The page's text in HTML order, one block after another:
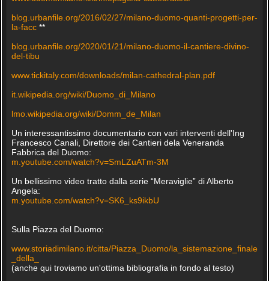
blog.urbanfile.org/2016/02/27/milano-duomo-quanti-progetti-per-
la-facc**
blog.urbanfile.org/2020/01/21/milano-duomo-il-cantiere-divino-
del-tibu
www.tickitaly.com/downloads/milan-cathedral-plan.pdf
it.wikipedia.org/wiki/Duomo_di_Milano
lmo.wikipedia.org/wiki/Domm_de_Milan
Un interessantissimo documentario con vari interventi dell'Ing
Francesco Canali, Direttore dei Cantieri dela Veneranda
Fabbrica del Duomo:
m.youtube.com/watch?v=SmLZuATm-3M
Un bellissimo video tratto dalla serie “Meraviglie” di Alberto
Angela:
m.youtube.com/watch?v=SK6_ks9ikbU
Sulla Piazza del Duomo:
www.storiadimilano.it/citta/Piazza_Duomo/la_sistemazione_finale
_della_
(anche qui troviamo un'ottima bibliografia in fondo al testo)